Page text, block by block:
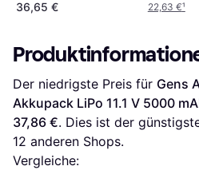
36,65 €
22,63 €¹
Der niedrigste Preis für Gens
Akkupack LiPo 11.1 V 5000
37,86 €
12 anderen Shops.
Vergleiche: